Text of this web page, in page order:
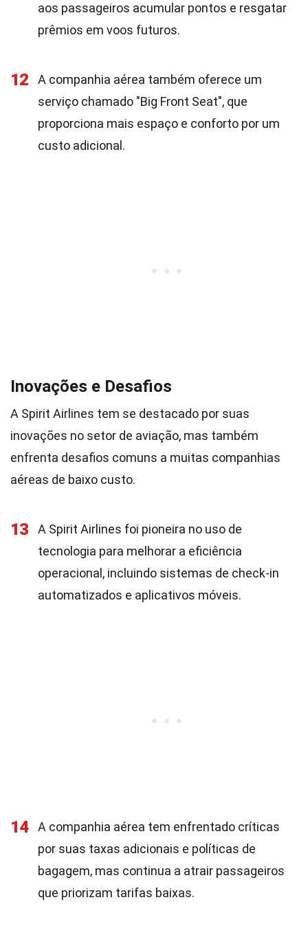
aos passageiros acumular pontos e resgatar
prêmios em voos futuros.
12
A companhia aérea também oferece um
serviço chamado "Big Front Seat", que
proporciona mais espaço e conforto por um
custo adicional.
Inovações e Desafios
A Spirit Airlines tem se destacado por suas
inovações no setor de aviação, mas também
enfrenta desafios comuns a muitas companhias
aéreas de baixo custo.
13
A Spirit Airlines foi pioneira no uso de
tecnologia para melhorar a eficiência
operacional, incluindo sistemas de check-in
automatizados e aplicativos móveis.
14
A companhia aérea tem enfrentado críticas
por suas taxas adicionais e políticas de
bagagem, mas continua a atrair passageiros
que priorizam tarifas baixas.